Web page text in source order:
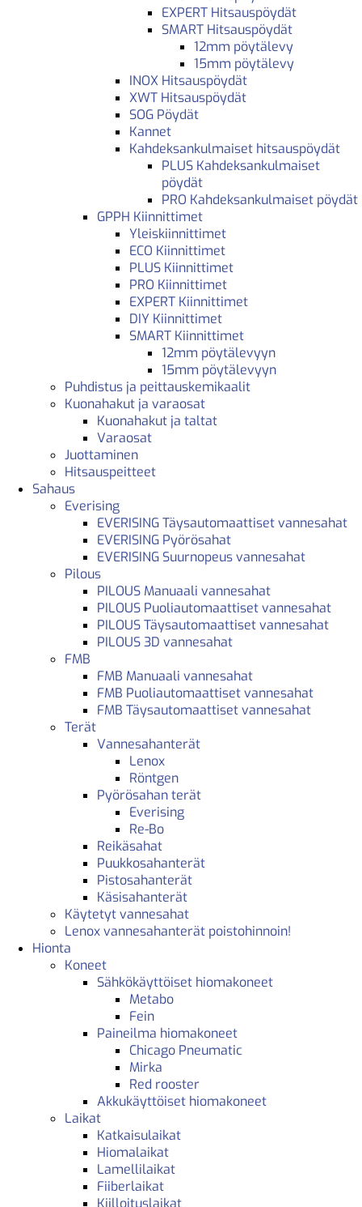
EXPERT Hitsauspöydät
SMART Hitsauspöydät
12mm pöytälevy
15mm pöytälevy
INOX Hitsauspöydät
XWT Hitsauspöydät
SOG Pöydät
Kannet
Kahdeksankulmaiset hitsauspöydät
PLUS Kahdeksankulmaiset
pöydät
PRO Kahdeksankulmaiset pöydät
GPPH Kiinnittimet
Yleiskiinnittimet
ECO Kiinnittimet
PLUS Kiinnittimet
PRO Kiinnittimet
EXPERT Kiinnittimet
DIY Kiinnittimet
SMART Kiinnittimet
12mm pöytälevyyn
15mm pöytälevyyn
Puhdistus ja peittauskemikaalit
Kuonahakut ja varaosat
Kuonahakut ja taltat
Varaosat
Juottaminen
Hitsauspeitteet
Sahaus
Everising
EVERISING Täysautomaattiset vannesahat
EVERISING Pyörösahat
EVERISING Suurnopeus vannesahat
Pilous
PILOUS Manuaali vannesahat
PILOUS Puoliautomaattiset vannesahat
PILOUS Täysautomaattiset vannesahat
PILOUS 3D vannesahat
FMB
FMB Manuaali vannesahat
FMB Puoliautomaattiset vannesahat
FMB Täysautomaattiset vannesahat
Terät
Vannesahanterät
Lenox
Röntgen
Pyörösahan terät
Everising
Re-Bo
Reikäsahat
Puukkosahanterät
Pistosahanterät
Käsisahanterät
Käytetyt vannesahat
Lenox vannesahanterät poistohinnoin!
Hionta
Koneet
Sähkökäyttöiset hiomakoneet
Metabo
Fein
Paineilma hiomakoneet
Chicago Pneumatic
Mirka
Red rooster
Akkukäyttöiset hiomakoneet
Laikat
Katkaisulaikat
Hiomalaikat
Lamellilaikat
Fiiberlaikat